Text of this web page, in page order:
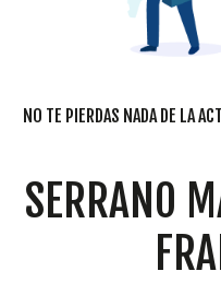
NO TE PIERDAS NADA DE LA
SERRANO